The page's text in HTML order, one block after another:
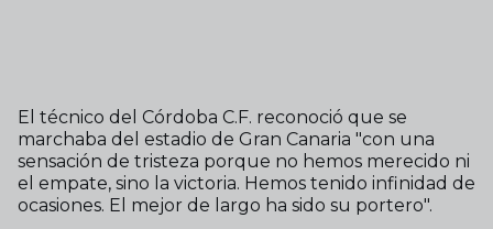
El técnico del Córdoba C.F. reconoció que se
marchaba del estadio de Gran Canaria "con una
sensación de tristeza porque no hemos merecido ni
el empate, sino la victoria. Hemos tenido infinidad de
ocasiones. El mejor de largo ha sido su portero".